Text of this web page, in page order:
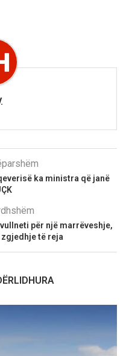
ka ministra që janë
për një marrëveshje,
zgjedhje të reja